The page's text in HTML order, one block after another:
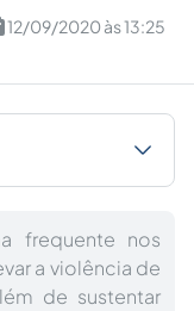
12/09/2020 às 13:25
frequente nos
a violência de
de sustentar